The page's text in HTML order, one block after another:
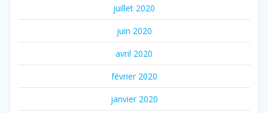
juillet 2020
juin 2020
avril 2020
février 2020
janvier 2020